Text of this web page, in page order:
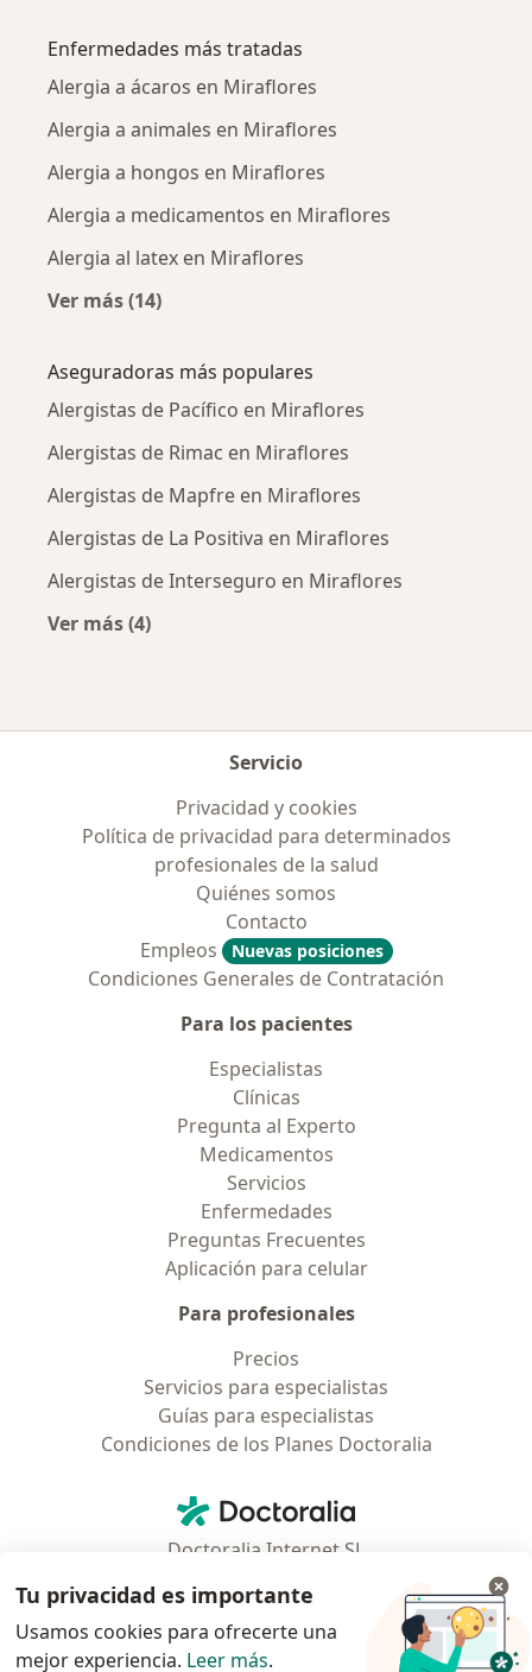
Enfermedades más tratadas
Alergia a ácaros en Miraflores
Alergia a animales en Miraflores
Alergia a hongos en Miraflores
Alergia a medicamentos en Miraflores
Alergia al latex en Miraflores
Ver más (14)
Aseguradoras más populares
Alergistas de Pacífico en Miraflores
Alergistas de Rimac en Miraflores
Alergistas de Mapfre en Miraflores
Alergistas de La Positiva en Miraflores
Alergistas de Interseguro en Miraflores
Ver más (4)
Servicio
Privacidad y cookies
Política de privacidad para determinados
profesionales de la salud
Quiénes somos
Contacto
Empleos
Nuevas posiciones
Condiciones Generales de Contratación
Para los pacientes
Especialistas
Clínicas
Pregunta al Experto
Medicamentos
Servicios
Enfermedades
Preguntas Frecuentes
Aplicación para celular
Para profesionales
Precios
Servicios para especialistas
Guías para especialistas
Condiciones de los Planes Doctoralia
Doctoralia - Página de inicio
Doctoralia Internet SL
08019 Barcelona, Spain
Tu privacidad es importante
Usamos cookies para ofrecerte una
mejor experiencia. Leer más.